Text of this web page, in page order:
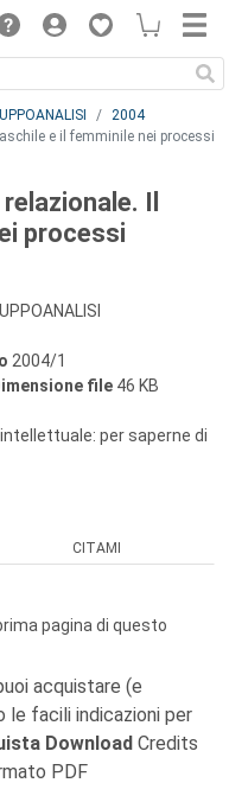
2004
e il femminile nei processi
Il
processi
2004/1
file 46 KB
intellettuale: per saperne di
CITAMI
pagina di questo
acquistare (e
le facili indicazioni per
Download Credits
PDF